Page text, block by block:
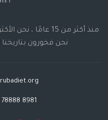
منذ أكثر من 15 عامًا
نحن فخورون
8981